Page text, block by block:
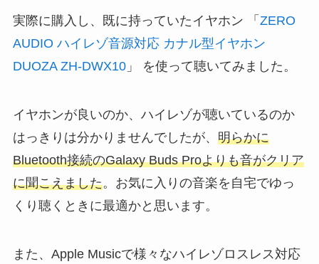
実際に購入し、既に持っていたイヤホン 「 ZERO
AUDIO ハイレゾ音源対応 カナル型イヤホン
DUOZA ZH-DWX10」 を使って聴いてみました。
イヤホンが良いのか、ハイレゾが聴いているのか
はっきりは分かりませんでしたが、 明らかに
Bluetooth接続のGalaxy Buds Proよりも音がクリア
に聞こえました。お気に入りの音楽を自宅でゆっ
くり聴くときに最適かと思います。
また、Apple Musicで様々なハイレゾロスレス対応